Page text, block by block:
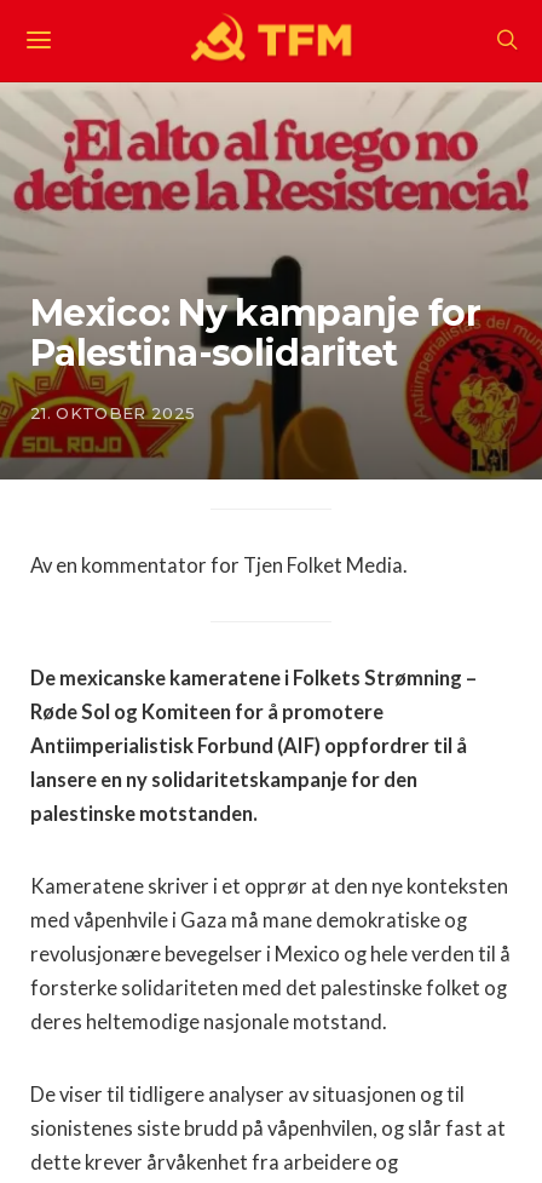
Mexico: Ny kampanje for
Palestina-solidaritet
21. OKTOBER 2025
Av en kommentator for Tjen Folket Media.
De mexicanske kameratene i Folkets Strømning –
Røde Sol og Komiteen for å promotere
Antiimperialistisk Forbund (AIF) oppfordrer til å
lansere en ny solidaritetskampanje for den
palestinske motstanden.
Kameratene skriver i et opprør at den nye konteksten
med våpenhvile i Gaza må mane demokratiske og
revolusjonære bevegelser i Mexico og hele verden til å
forsterke solidariteten med det palestinske folket og
deres heltemodige nasjonale motstand.
De viser til tidligere analyser av situasjonen og til
sionistenes siste brudd på våpenhvilen, og slår fast at
dette krever årvåkenhet fra arbeidere og